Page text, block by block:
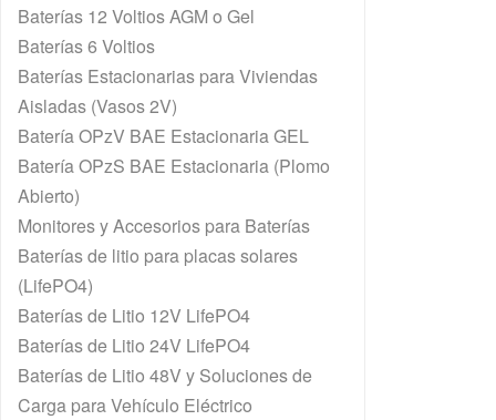
Baterías 12 Voltios AGM o Gel
Baterías 6 Voltios
Baterías Estacionarias para Viviendas
Aisladas (Vasos 2V)
Batería OPzV BAE Estacionaria GEL
Batería OPzS BAE Estacionaria (Plomo
Abierto)
Monitores y Accesorios para Baterías
Baterías de litio para placas solares
(LifePO4)
Baterías de Litio 12V LifePO4
Baterías de Litio 24V LifePO4
Baterías de Litio 48V y Soluciones de
Carga para Vehículo Eléctrico